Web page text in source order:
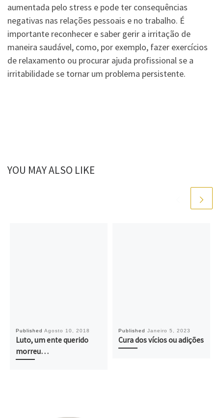
aumentada pelo stress e pode ter consequências
negativas nas relações pessoais e no trabalho. É
importante reconhecer e saber gerir a irritação de
maneira saudável, como, por exemplo, fazer exercícios
de relaxamento ou procurar ajuda profissional se a
irritabilidade se tornar um problema persistente.
YOU MAY ALSO LIKE
Published Agosto 10, 2018
Luto, um ente querido
morreu…
Published Janeiro 5, 2023
Cura dos vícios ou adições